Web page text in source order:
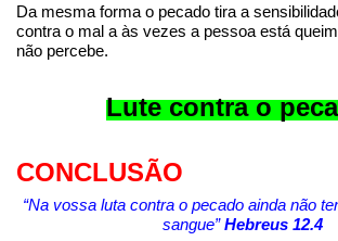
Da mesma forma o pecado tira a
contra o mal a às vezes a pessoa está
não percebe.
Lute contra o
CONCLUSÃO
“Na vossa luta contra o pecado ainda não
sangue”Hebreus 12.4